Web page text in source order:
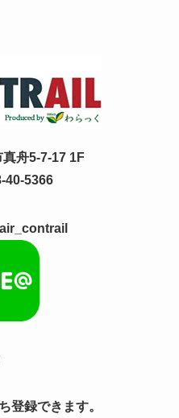
舟5-7-17 1F
40-5366
登録できます。